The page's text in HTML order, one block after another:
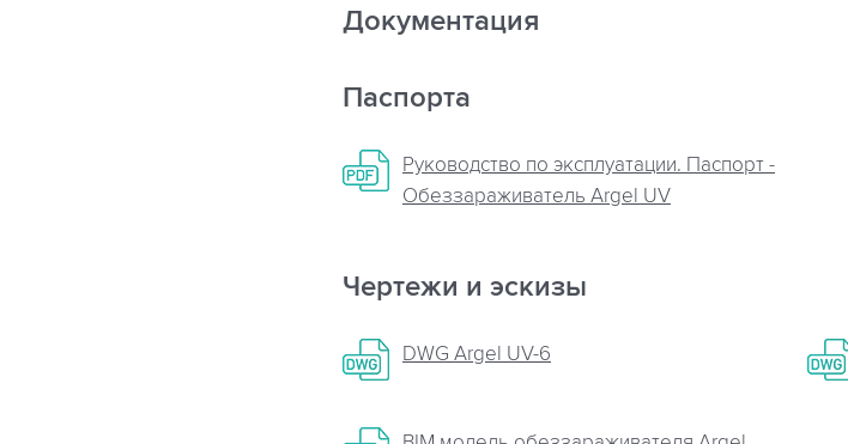
Документация
Паспорта
Руководство по эксплуатации. Паспорт -
Обеззараживатель Argel UV
Чертежи и эскизы
DWG Argel UV-6